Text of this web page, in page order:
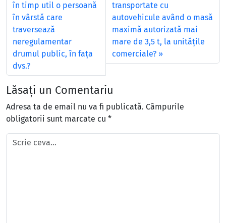
în timp util o persoană
în vârstă care
traversează
neregulamentar
drumul public, în faţa
dvs.?
transportate cu
autovehicule având o masă
maximă autorizată mai
mare de 3,5 t, la unităţile
comerciale?
Lăsați un Comentariu
Adresa ta de email nu va fi publicată. Câmpurile
obligatorii sunt marcate cu *